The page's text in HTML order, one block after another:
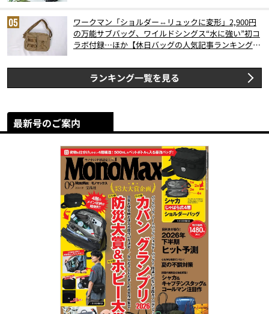
ワークマン「ショルダー⇔リュックに変形」2,900円
の万能サブバッグ、ワイルドシングス“水に強い”初コ
ラボ付録…ほか【休日バッグの人気記事ランキングベ
ランキング一覧を見る
最新号のご案内